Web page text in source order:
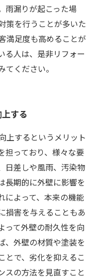
雨漏りが起こった場
策を行うことが多いた
満足度も高めることが
る人は、是非リフォー
ください。
する
上するというメリット
担っており、様々な要
日差しや風雨、汚染物
長期的に外壁に影響を
によって、本来の機能
損害を与えることもあ
って外壁の耐久性を向
、外壁の材質や塗装を
とで、劣化を抑えるこ
スの方法を見直すこと